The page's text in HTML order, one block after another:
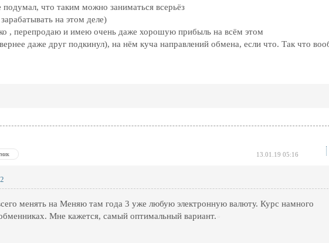
что таким можно заниматься всерьёз
на этом деле)
, перепродаю и имею очень даже хорошую прибыль на всём этом
даже друг подкинул), на нём куча направлений обмена, если что. Так что
13.01.19 05:16
менять на Меняю там года 3 уже любую электронную валюту. Курс намного
Мне кажется, самый оптимальный вариант.